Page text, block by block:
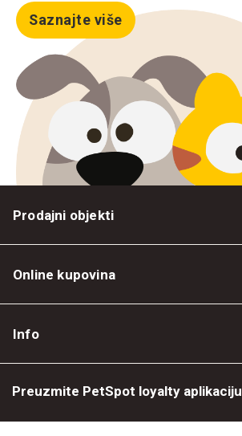
Saznajte više
Prodajni objekti
Online kupovina
Info
Preuzmite PetSpot loyalty aplikaciju